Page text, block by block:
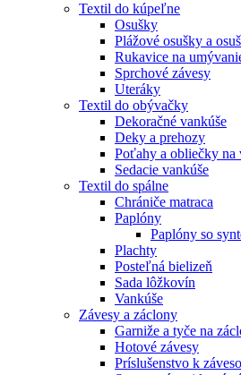
Textil do kúpeľne
Osušky
Plážové osušky a
Rukavice na
Sprchové závesy
Uteráky
Textil do obývačky
Dekoračné vankúše
Deky a prehozy
Poťahy a obliečky na
Sedacie vankúše
Textil do spálne
Chrániče matraca
Paplóny
Paplóny so
Plachty
Posteľná bielizeň
Sada lôžkovín
Vankúše
Závesy a záclony
Garniže a tyče na
Hotové závesy
Príslušenstvo k